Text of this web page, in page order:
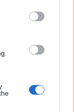
parkfelújítás
ahol a
erősítése kerül a